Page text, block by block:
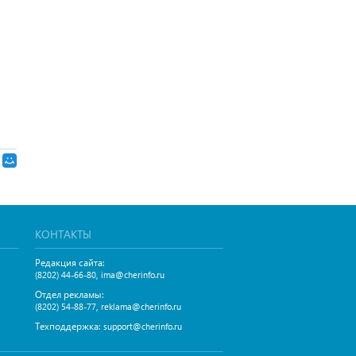
КОНТАКТЫ
Редакция сайта:
(8202) 44-66-80, ima@cherinfo.ru
Отдел рекламы:
(8202) 54-88-77, reklama@cherinfo.ru
Техподдержка: support@cherinfo.ru